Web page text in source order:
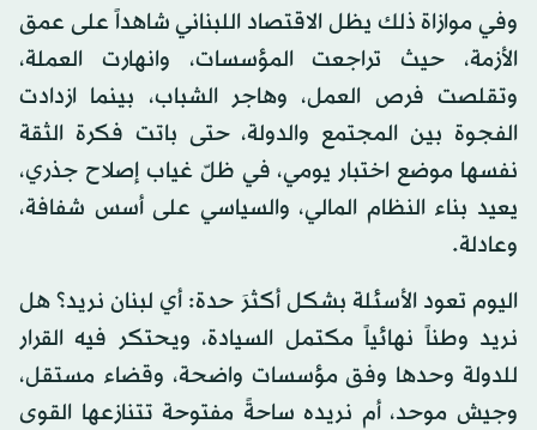
وفي موازاة ذلك يظل الاقتصاد اللبناني شاهداً على عمق
الأزمة، حيث تراجعت المؤسسات، وانهارت العملة،
وتقلصت فرص العمل، وهاجر الشباب، بينما ازدادت
الفجوة بين المجتمع والدولة، حتى باتت فكرة الثقة
نفسها موضع اختبار يومي، في ظلّ غياب إصلاح جذري،
يعيد بناء النظام المالي، والسياسي على أسس شفافة،
وعادلة.
اليوم تعود الأسئلة بشكل أكثرَ حدة: أي لبنان نريد؟ هل
نريد وطناً نهائياً مكتمل السيادة، ويحتكر فيه القرار
للدولة وحدها وفق مؤسسات واضحة، وقضاء مستقل،
وجيش موحد، أم نريده ساحةً مفتوحة تتنازعها القوى